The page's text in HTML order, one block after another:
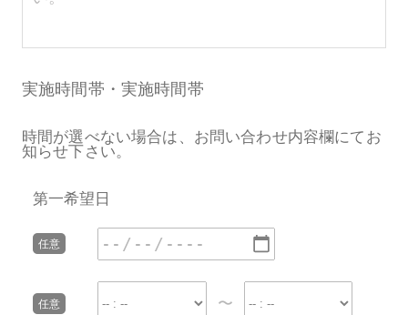
実施時間帯・実施時間帯
時間が選べない場合は、お問い合わせ内容欄にてお
知らせ下さい。
第一希望日
〜